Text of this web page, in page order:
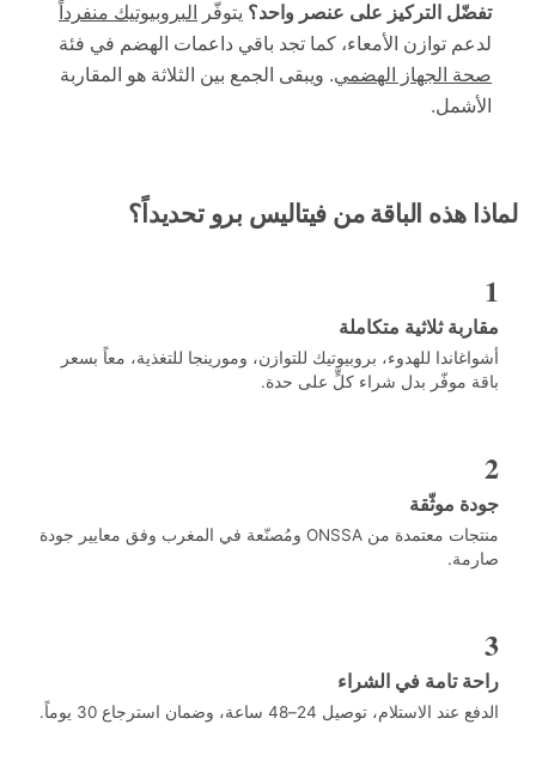
التركيز على عنصر واحد؟ يتوفّرالبروبيوتيك منفرداً
توازن الأمعاء، كما تجد باقي داعمات الهضم في فئة
الجهاز الهضمي. ويبقى الجمع بين الثلاثة هو المقاربة
هذه الباقة من فيتاليس برو تحديداً؟
ثلاثية متكاملة
للهدوء، بروبيوتيك للتوازن، ومورينجا للتغذية، معاً بسعر
موفّر بدل شراء كلٍّ على حدة.
موثّقة
منتجات معتمدة من ONSSA ومُصنّعة في المغرب وفق معايير جودة
تامة في الشراء
الاستلام، توصيل 24–48 ساعة، وضمان استرجاع 30 يوماً.